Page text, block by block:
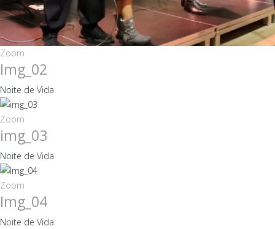
Zoom
Img_02
Noite de Vida
Zoom
img_03
Noite de Vida
Zoom
Img_04
Noite de Vida